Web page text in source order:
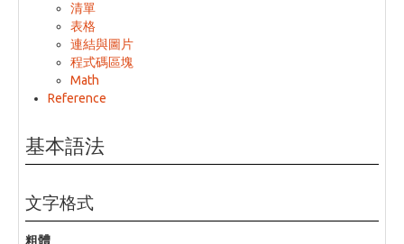
頁面原始檔
可列印版本
刪除本頁
清單
表格
連結與圖片
程式碼區塊
Math
Reference
基本語法
文字格式
粗體